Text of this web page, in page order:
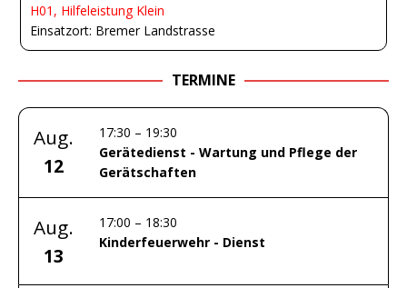
H01, Hilfeleistung Klein
Einsatzort: Bremer Landstrasse
TERMINE
Aug.
12
17:30 – 19:30
Gerätedienst - Wartung und Pflege der
Gerätschaften
Aug.
13
17:00 – 18:30
Kinderfeuerwehr - Dienst